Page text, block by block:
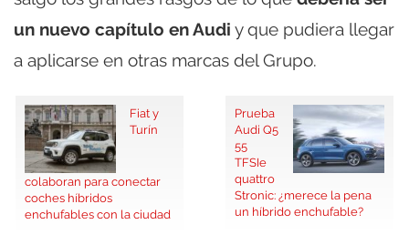
un nuevo capítulo en Audi y que pudiera llegar
a aplicarse en otras marcas del Grupo.
Fiat y
Turín
colaboran para conectar
coches híbridos
enchufables con la ciudad
Prueba
Audi Q5
55
TFSIe
quattro
Stronic: ¿merece la pena
un híbrido enchufable?